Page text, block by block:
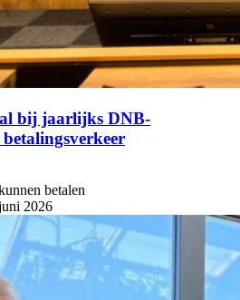
bij jaarlijks DNB-
betalen
2026